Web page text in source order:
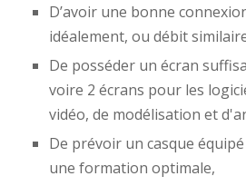
D’avoir une bonne
idéalement, ou débit
De posséder un écran
voire 2 écrans pour les
vidéo, de modélisation et
De prévoir un casque
une formation optimale,